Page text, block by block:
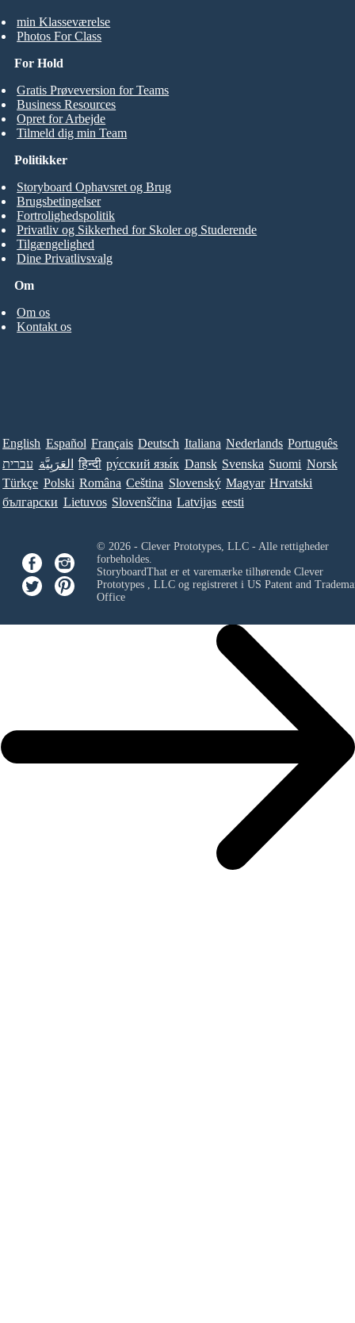
min Klasseværelse
Photos For Class
For Hold
Gratis Prøveversion for Teams
Business Resources
Opret for Arbejde
Tilmeld dig min Team
Om
Om os
Kontakt os
Politikker
Storyboard Ophavsret og Brug
Brugsbetingelser
Fortrolighedspolitik
Privatliv og Sikkerhed for Skoler og Studerende
Tilgængelighed
Dine Privatlivsvalg
English Español Français Deutsch Italiana Nederlands Português
עברית العَرَبِيَّة हिन्दी ру́сский язы́к Dansk Svenska Suomi Norsk
Türkçe Polski Româna Ceština Slovenský Magyar Hrvatski
български Lietuvos Slovenščina Latvijas eesti
© 2026 - Clever Prototypes, LLC - Alle rettigheder
forbeholdes.
StoryboardThat er et varemærke tilhørende Clever
Prototypes , LLCog registreret i US Patent and
Office